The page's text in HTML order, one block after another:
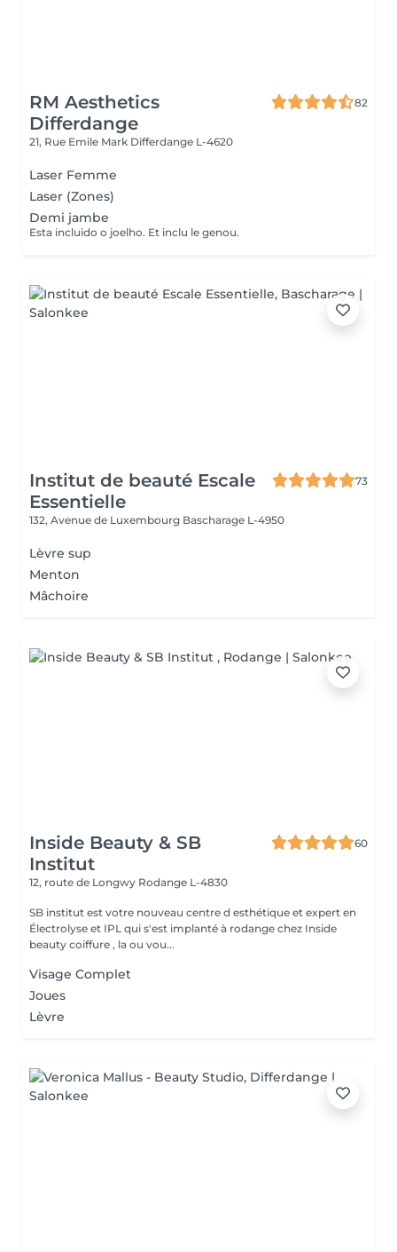
RM Aesthetics
Differdange
82
21, Rue Emile Mark Differdange L-4620
Laser Femme
Laser (Zones)
Demi jambe
Esta incluido o joelho. Et inclu le genou.
Institut de beauté Escale
Essentielle
73
132, Avenue de Luxembourg Bascharage L-4950
Lèvre sup
Menton
Mâchoire
Inside Beauty & SB
Institut
60
12, route de Longwy Rodange L-4830
SB institut est votre nouveau centre d esthétique et expert en
Électrolyse et IPL qui s'est implanté à rodange chez Inside
beauty coiffure , la ou vou...
Visage Complet
Joues
Lèvre